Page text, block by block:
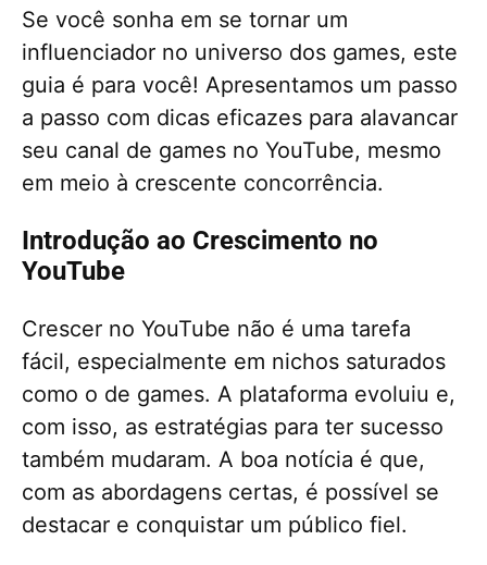
Se você sonha em se tornar um
influenciador no universo dos games, este
guia é para você! Apresentamos um passo
a passo com dicas eficazes para alavancar
seu canal de games no YouTube, mesmo
em meio à crescente concorrência.
Introdução ao Crescimento no
YouTube
Crescer no YouTube não é uma tarefa
fácil, especialmente em nichos saturados
como o de games. A plataforma evoluiu e,
com isso, as estratégias para ter sucesso
também mudaram. A boa notícia é que,
com as abordagens certas, é possível se
destacar e conquistar um público fiel.